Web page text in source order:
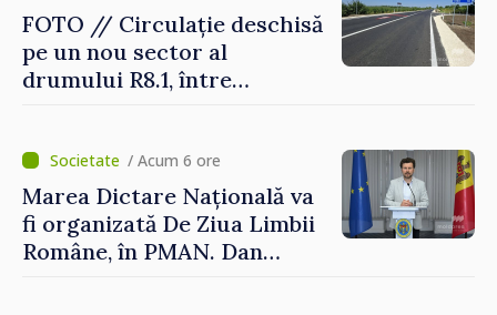
FOTO // Circulație deschisă
pe un nou sector al
drumului R8.1, între
înseamnă deplasări sigure
ale agenților economici și
cetățenilor”
/ Acum 6 ore
Marea Dictare Națională va
fi organizată De Ziua Limbii
Române, în PMAN. Dan